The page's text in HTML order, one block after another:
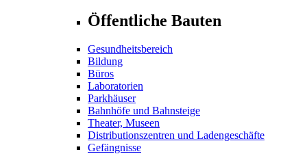
Öffentliche Bauten
Gesundheitsbereich
Bildung
Büros
Laboratorien
Parkhäuser
Bahnhöfe und Bahnsteige
Theater, Museen
Distributionszentren und Ladengeschäfte
Gefängnisse